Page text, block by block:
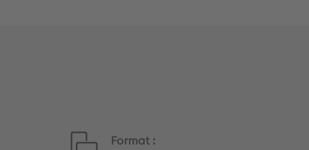
Format :